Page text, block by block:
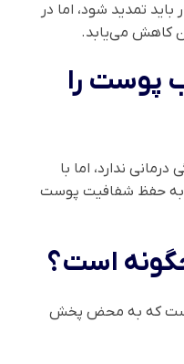
۲ ساعت یکبار باید تمدید شود، اما در
کاهش می‌یابد.
پوست را
ندارد، اما با
به حفظ شفافیت پوست
است که به محض پخش